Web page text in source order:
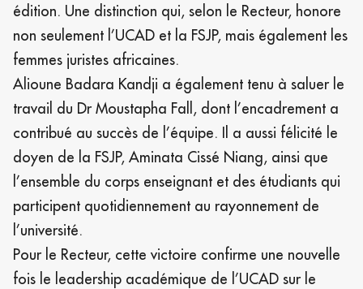
édition. Une distinction qui, selon le Recteur, honore
non seulement l’UCAD et la FSJP, mais également les
femmes juristes africaines.
Alioune Badara Kandji a également tenu à saluer le
travail du Dr Moustapha Fall, dont l’encadrement a
contribué au succès de l’équipe. Il a aussi félicité le
doyen de la FSJP, Aminata Cissé Niang, ainsi que
l’ensemble du corps enseignant et des étudiants qui
participent quotidiennement au rayonnement de
l’université.
Pour le Recteur, cette victoire confirme une nouvelle
fois le leadership académique de l’UCAD sur le